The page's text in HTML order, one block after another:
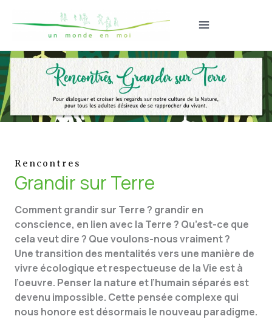
Rencontres
Grandir sur Terre
Comment grandir sur Terre ? grandir en
conscience, en lien avec la Terre ? Qu’est-ce que
cela veut dire ? Que voulons-nous vraiment ?
Une transition des mentalités vers une manière de
vivre écologique et respectueuse de la Vie est à
l’oeuvre. Penser la nature et l’humain séparés est
devenu impossible. Cette pensée complexe qui
nous honore est désormais le nouveau paradigme.